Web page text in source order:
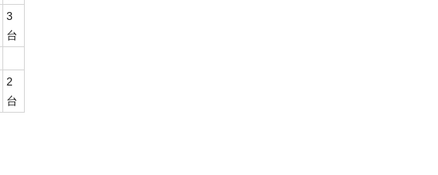
3
台
2
台